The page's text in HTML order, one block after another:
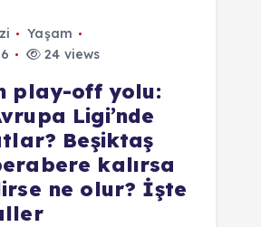
Yaşam
24 views
play-off yolu:
Ligi’nde
Beşiktaş
kalırsa
ne olur? İşte